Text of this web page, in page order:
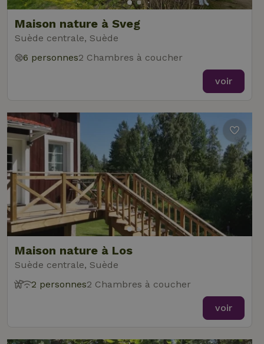
Maison nature à Sveg
Suède centrale, Suède
6 personnes2 Chambres à coucher
voir
Maison nature à Los
Suède centrale, Suède
2 personnes2 Chambres à coucher
voir